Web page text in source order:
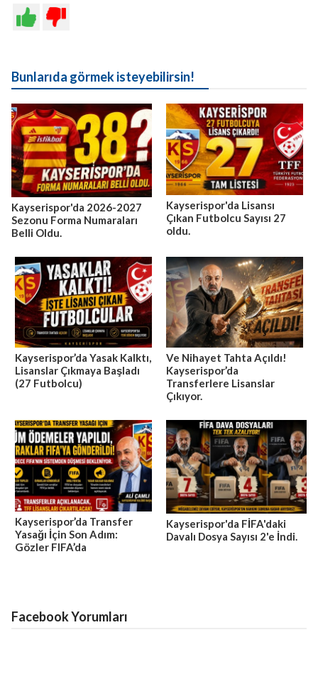
Bunlarıda görmek isteyebilirsin!
Kayserispor'da 2026-2027
Sezonu Forma Numaraları
Belli Oldu.
Kayserispor'da Lisansı
Çıkan Futbolcu Sayısı 27
oldu.
Kayserispor’da Yasak Kalktı,
Lisanslar Çıkmaya Başladı
(27 Futbolcu)
Ve Nihayet Tahta Açıldı!
Kayserispor’da
Transferlere Lisanslar
Çıkıyor.
Kayserispor’da Transfer
Yasağı İçin Son Adım:
Gözler FIFA’da
Kayserispor'da FİFA'daki
Davalı Dosya Sayısı 2'e İndi.
Facebook Yorumları